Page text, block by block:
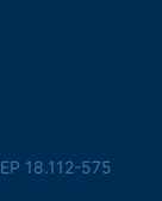
18.112-575